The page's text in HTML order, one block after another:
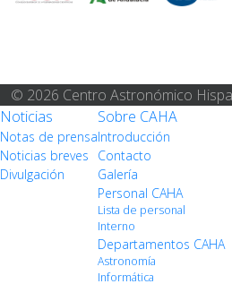
© 2026 Centro Astronómico
Noticias
Notas de prensa
Noticias breves
Divulgación
Sobre CAHA
Introducción
Contacto
Galería
Personal CAHA
Lista de personal
Interno
Departamentos CAHA
Astronomía
Informática